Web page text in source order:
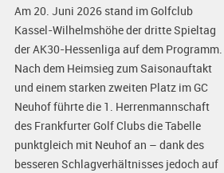
Am 20. Juni 2026 stand im Golfclub
Kassel-Wilhelmshöhe der dritte Spieltag
der AK30-Hessenliga auf dem Programm.
Nach dem Heimsieg zum Saisonauftakt
und einem starken zweiten Platz im GC
Neuhof führte die 1. Herrenmannschaft
des Frankfurter Golf Clubs die Tabelle
punktgleich mit Neuhof an – dank des
besseren Schlagverhältnisses jedoch auf